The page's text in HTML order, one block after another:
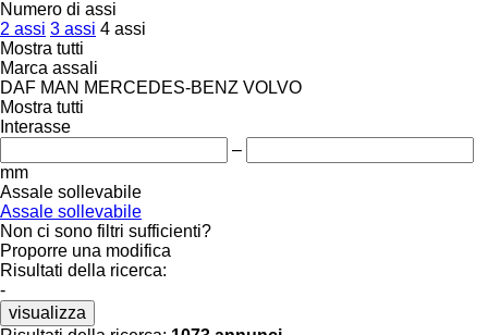
Numero di assi
2 assi 3 assi 4 assi
Mostra tutti
Marca assali
DAF MAN MERCEDES-BENZ VOLVO
Mostra tutti
Interasse
–
mm
Assale sollevabile
Assale sollevabile
Non ci sono filtri sufficienti?
Proporre una modifica
Risultati della ricerca:
-
visualizza